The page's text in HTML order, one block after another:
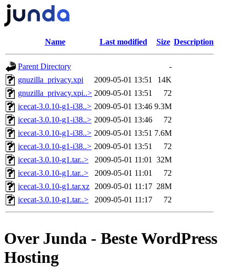
Name Last modified Size Description
Parent Directory
-
gnuzilla_privacy.xpi
2009-05-01 13:51
14K
gnuzilla_privacy.xpi..> 2009-05-01 13:51
72
icecat-3.0.10-g1-i38..> 2009-05-01 13:46 9.3M
icecat-3.0.10-g1-i38..> 2009-05-01 13:46
72
icecat-3.0.10-g1-i38..> 2009-05-01 13:51 7.6M
icecat-3.0.10-g1-i38..> 2009-05-01 13:51
72
icecat-3.0.10-g1.tar..>
2009-05-01 11:01
32M
icecat-3.0.10-g1.tar..>
2009-05-01 11:01
72
icecat-3.0.10-g1.tar.xz
2009-05-01 11:17 28M
icecat-3.0.10-g1.tar..>
2009-05-01 11:17 72
Over Junda - Beste WordPress
Hosting